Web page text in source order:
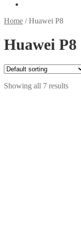
Home /Huawei P8
Huawei P8
Showing all 7 results